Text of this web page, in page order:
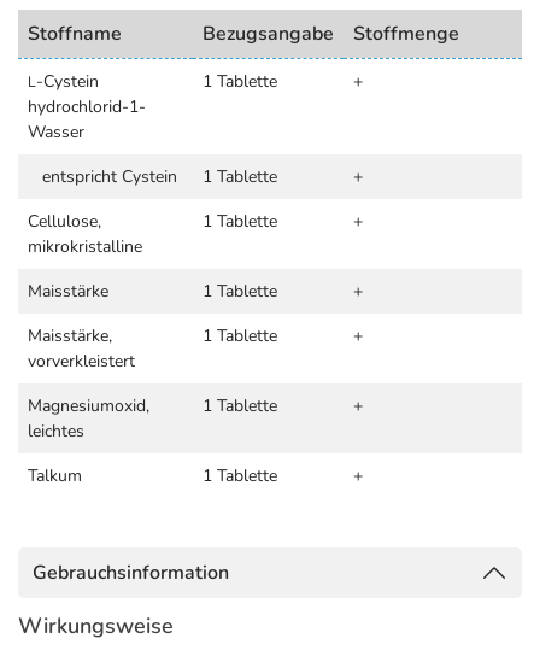
Stoffname Bezugsangabe Stoffmenge
L-Cystein
hydrochlorid-1-
Wasser
1 Tablette +
entspricht Cystein 1 Tablette
+
Cellulose,
mikrokristalline
1 Tablette +
Maisstärke 1 Tablette
+
Maisstärke,
vorverkleistert
1 Tablette +
Magnesiumoxid,
leichtes
1 Tablette +
Talkum 1 Tablette +
Gebrauchsinformation
Wirkungsweise